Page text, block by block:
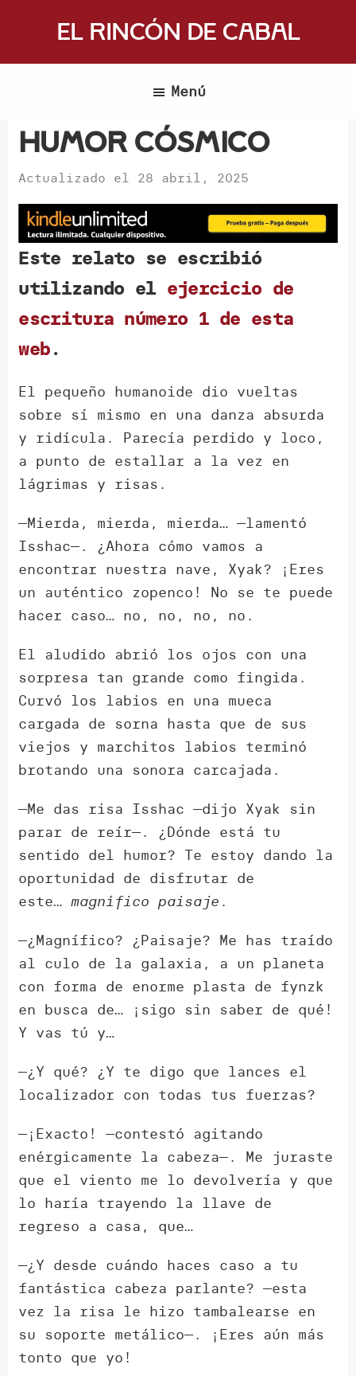
El Rincón de Cabal
reúnen
hablar
libros
Menú
Humor cósmico
Actualizado el 28 abril, 2025
Este relato se escribió
utilizando el ejercicio de
escritura número 1 de esta
web.
El pequeño humanoide dio vueltas
sobre sí mismo en una danza absurda
y ridícula. Parecía perdido y loco,
a punto de estallar a la vez en
lágrimas y risas.
—Mierda, mierda, mierda… —lamentó
Isshac—. ¿Ahora cómo vamos a
encontrar nuestra nave, Xyak? ¡Eres
un auténtico zopenco! No se te puede
hacer caso… no, no, no, no.
El aludido abrió los ojos con una
sorpresa tan grande como fingida.
Curvó los labios en una mueca
cargada de sorna hasta que de sus
viejos y marchitos labios terminó
brotando una sonora carcajada.
—Me das risa Isshac —dijo Xyak sin
parar de reír—. ¿Dónde está tu
sentido del humor? Te estoy dando la
oportunidad de disfrutar de
este…magnífico paisaje .
—¿Magnífico? ¿Paisaje? Me has traído
al culo de la galaxia, a un planeta
con forma de enorme plasta de fynzk
en busca de… ¡sigo sin saber de qué!
Y vas tú y…
—¿Y qué? ¿Y te digo que lances el
localizador con todas tus fuerzas?
—¡Exacto! —contestó agitando
enérgicamente la cabeza—. Me juraste
que el viento me lo devolvería y que
lo haría trayendo la llave de
regreso a casa, que…
—¿Y desde cuándo haces caso a tu
fantástica cabeza parlante? —esta
vez la risa le hizo tambalearse en
su soporte metálico—. ¡Eres aún más
tonto que yo!